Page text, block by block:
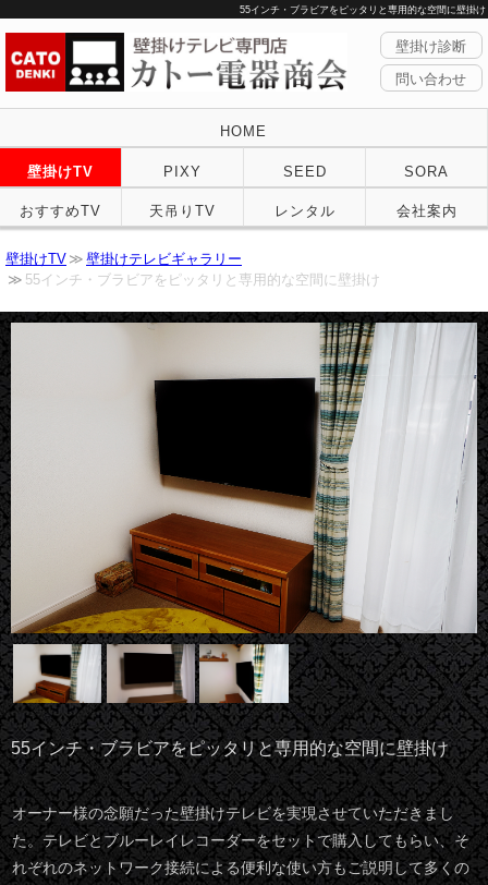
55インチ・ブラビアをピッタリと専用的な空間に壁掛け
壁掛け診断
問い合わせ
HOME
壁掛けTV PIXY SEED SORA
おすすめTV 天吊りTV レンタル 会社案内
壁掛けTV
壁掛けテレビギャラリー
55インチ・ブラビアをピッタリと専用的な空間に壁掛け
55インチ・ブラビアをピッタリと専用的な空間に壁掛け
オーナー様の念願だった壁掛けテレビを実現させていただきまし
た。テレビとブルーレイレコーダーをセットで購入してもらい、そ
れぞれのネットワーク接続による便利な使い方もご説明して多くの